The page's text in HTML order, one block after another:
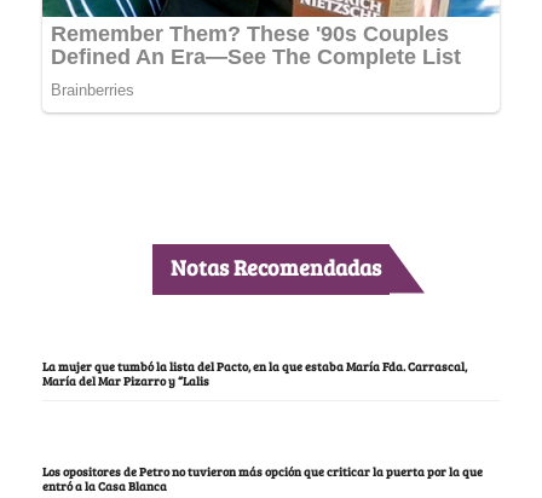
Notas Recomendadas
La mujer que tumbó la lista del Pacto, en la que estaba María Fda. Carrascal,
María del Mar Pizarro y “Lalis
Los opositores de Petro no tuvieron más opción que criticar la puerta por la que
entró a la Casa Blanca